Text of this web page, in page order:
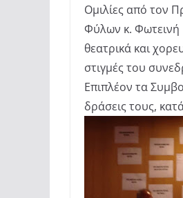
Ομιλίες από τον
Φύλων κ. Φωτεινή
θεατρικά και
στιγμές του
Επιπλέον τα
δράσεις τους,